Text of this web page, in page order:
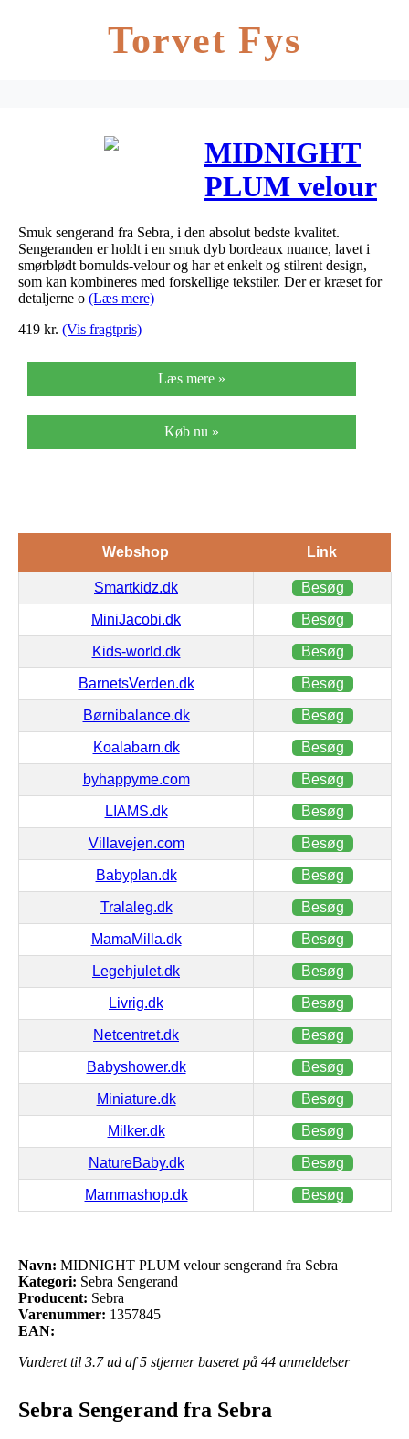
Torvet Fys
MIDNIGHT
PLUM velour
sengerand fra
Sebra
Smuk sengerand fra Sebra, i den absolut bedste kvalitet.
Sengeranden er holdt i en smuk dyb bordeaux nuance, lavet i
smørblødt bomulds-velour og har et enkelt og stilrent design,
som kan kombineres med forskellige tekstiler. Der er kræset for
detaljerne o (Læs mere)
419 kr. (Vis fragtpris)
Læs mere »
Køb nu »
Webshop Link
Smartkidz.dk Besøg
MiniJacobi.dk Besøg
Kids-world.dk Besøg
BarnetsVerden.dk Besøg
Børnibalance.dk Besøg
Koalabarn.dk Besøg
byhappyme.com Besøg
LIAMS.dk Besøg
Villavejen.com Besøg
Babyplan.dk Besøg
Tralaleg.dk Besøg
MamaMilla.dk Besøg
Legehjulet.dk Besøg
Livrig.dk Besøg
Netcentret.dk Besøg
Babyshower.dk Besøg
Miniature.dk Besøg
Milker.dk Besøg
NatureBaby.dk Besøg
Mammashop.dk Besøg
Navn: MIDNIGHT PLUM velour sengerand fra Sebra
Kategori: Sebra Sengerand
Producent: Sebra
Varenummer: 1357845
EAN:
Vurderet til 3.7ud af 5 stjerner baseret på 44 anmeldelser
Sebra Sengerand fra Sebra